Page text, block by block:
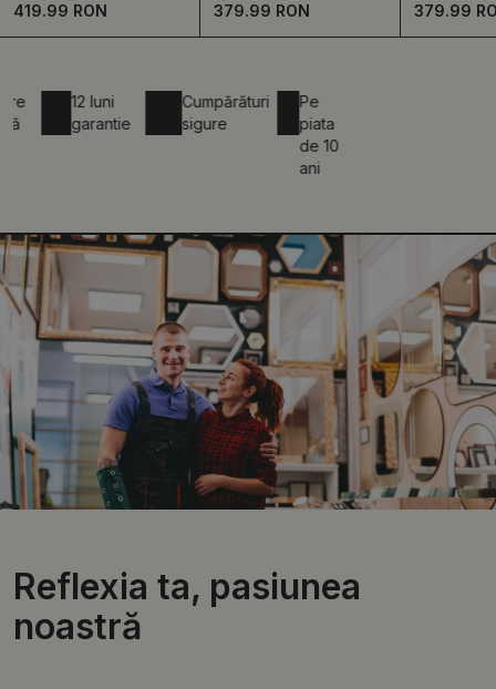
419.99 RON 379.99 RON
379.99
12 luni
garantie
Cumpărături
sigure
Pe
de 10
Reflexia ta, pasiunea
noastră